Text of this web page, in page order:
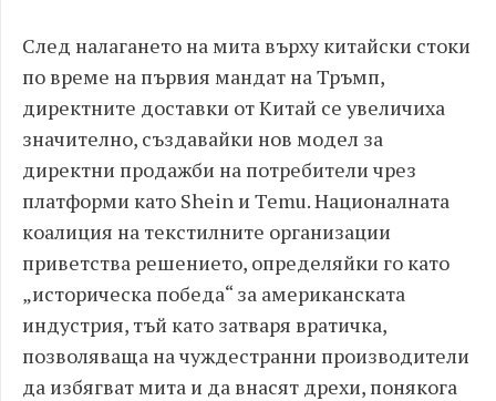
След налагането на мита върху китайски стоки
по време на първия мандат на Тръмп,
директните доставки от Китай се увеличиха
значително, създавайки нов модел за
директни продажби на потребители чрез
платформи като Shein и Temu. Националната
коалиция на текстилните организации
приветства решението, определяйки го като
„историческа победа“ за американската
индустрия, тъй като затваря вратичка,
позволяваща на чуждестранни производители
да избягват мита и да внасят дрехи, понякога